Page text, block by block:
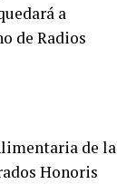
a
de Radios
de la
Honoris